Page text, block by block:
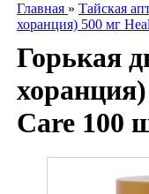
Главная » Тайская
хоранция) 500 мг
Горькая
Care 100